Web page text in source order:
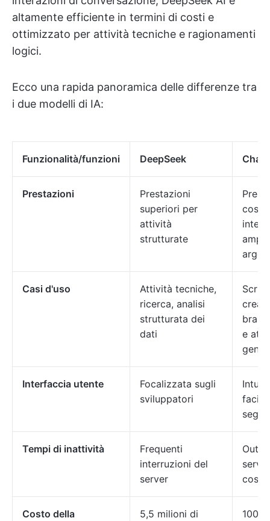
altamente efficiente in termini di costi e
ottimizzato per attività tecniche e ragionamenti
logici.
Ecco una rapida panoramica delle differenze tra
i due modelli di IA:
Funzionalità/funzioni DeepSeek
Prestazioni
Prestazioni
superiori per
attività
strutturate
Casi d'uso
Attività tecniche,
ricerca, analisi
strutturata dei
dati
e
Interfaccia utente
Focalizzata sugli
sviluppatori
facile
Tempi di inattività
Frequenti
interruzioni del
server
server
Costo della
5,5 milioni di
100